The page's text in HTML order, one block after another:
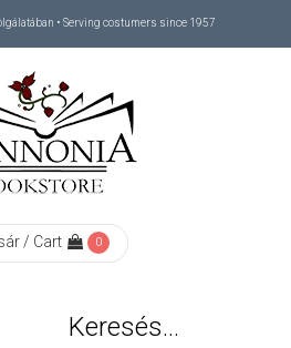
• Serving costumers since 1957
/ Cart 0
Keresés…